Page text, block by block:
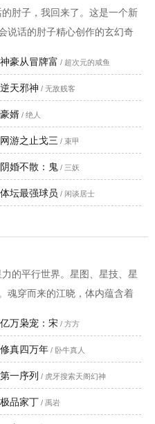
肘子，我回来了。这是一个新
说话的肘子精心创作的玄幻奇
神豪从冒牌富 / 超次元的咸鱼
逆天邪神 / 无敌贱客
豪婿 / 绝人
网游之止戈三 / 束甲
阴婚不散：鬼 / 三妖
体坛最强球员 / 闲谈居士
的平行世界。星图、星技、星
魂穿而来的江晓，体内蕴含着
事，从高中入学的前一周开
开始说起......**沉重的故事写累
****已完结4本小说，500余万
者名观看，欢迎品读。**
亿万枭宠：宋 / 方方
修真四万年 / 卧牛真人
第一序列 / 虎牙搜索天阁幻神
极品家丁 / 禹岩